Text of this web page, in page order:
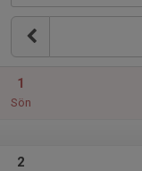
1
Sön
2